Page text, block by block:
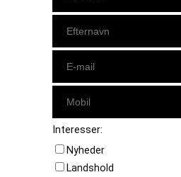
Interesser:
Nyheder
Landshold